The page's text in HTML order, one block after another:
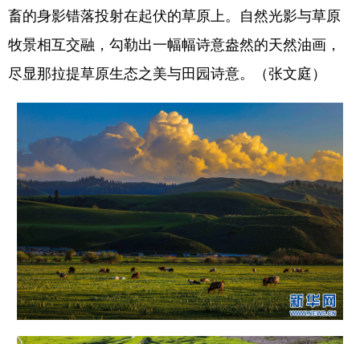
新疆 内蒙古 黑龙江
多语种频道
English Español Français عربى
Русский язык 日本語 한국어
Deutsch Português
畜的身影错落投射在起伏的草原上。自然光影与草原
牧景相互交融，勾勒出一幅幅诗意盎然的天然油画，
尽显那拉提草原生态之美与田园诗意。（张文庭）